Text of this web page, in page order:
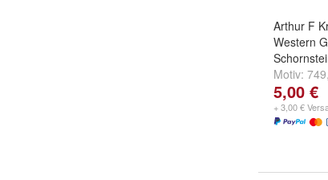
Arthur F
Western
Motiv: 749,
weitere ...
5,00 €
+ 3,00 €